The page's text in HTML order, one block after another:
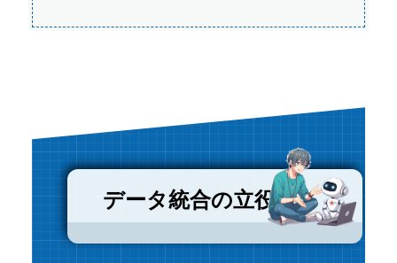
データ統合の立役者